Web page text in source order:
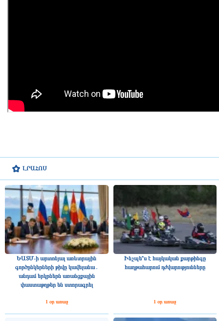
ԼՐԱՀՈՍ
ԵԱՏՄ-ի արտոնյալ առևտրային
գործընկերների թիվը կավելանա․
անդամ երկրներն առանցքային
փաստաթղթեր են ստորագրել
1 օր առաջ
Ինչպե՞ս է հայկական քարթինգը
հաղթահարում դժվարությունները
1 օր առաջ